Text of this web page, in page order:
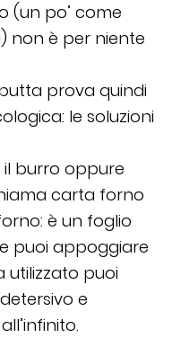
(un po’ come
non è per niente
prova quindi
le soluzioni
il burro oppure
carta forno
è un foglio
puoi appoggiare
utilizzato puoi
e